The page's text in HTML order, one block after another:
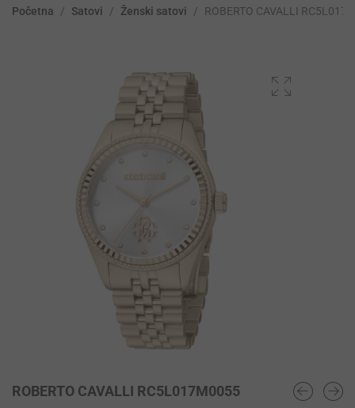
Početna / Satovi / Ženski satovi / ROBERTO CAVALLI
ROBERTO CAVALLI RC5L017M0055